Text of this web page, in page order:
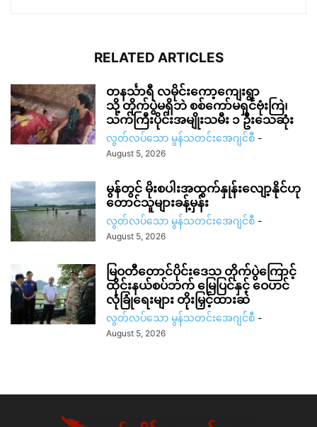
RELATED ARTICLES
တနင်္သာရီ လမိုင်းကော့ကျေးရွာ
သို့ တိုက်ပွဲမရှိဘဲ စစ်ကော်မရှင်ဗုံးကြဲ၊
သက်ကြီးပိုင်းအမျိုးသမီး ၁ ဦးသေဆုံး
လွတ်လပ်သော မွန်သတင်းအေဂျင်စီ -
August 5, 2026
မွန်တွင် မိုးစပါးအထွက်နှုန်းလျော့နိုင်ဟု
တောင်သူများခန့်မှန်း
လွတ်လပ်သော မွန်သတင်းအေဂျင်စီ -
August 5, 2026
မြဝတီတောင်ပိုင်းဒေသ တိုက်ပွဲကြောင့်
ထိုင်းနယ်စပ်ဘက် မြေပြင်နှင့် ဝေဟင်
လုံခြုံရေးများ တိုးမြှင့်ထားဆဲ
လွတ်လပ်သော မွန်သတင်းအေဂျင်စီ -
August 5, 2026